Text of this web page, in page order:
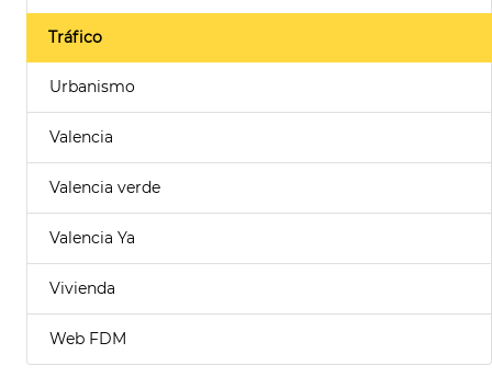
Tráfico
Urbanismo
Valencia
Valencia verde
Valencia Ya
Vivienda
Web FDM